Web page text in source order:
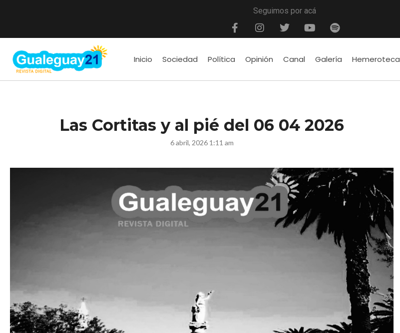
Seguimos por acá
Inicio Sociedad Política Opinión Canal Galería Hemeroteca
Las Cortitas y al pié del 06 04 2026
6 abril, 2026 1:11 am